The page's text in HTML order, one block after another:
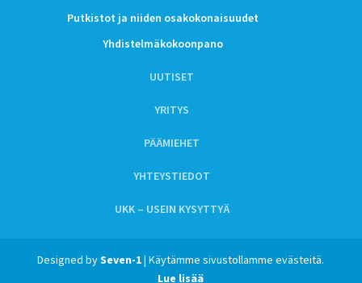
Putkistot ja niiden osakokonaisuudet
Yhdistelmäkokoonpano
UUTISET
YRITYS
PÄÄMIEHET
YHTEYSTIEDOT
UKK – USEIN KYSYTTYÄ
Designed bySeven-1| Käytämme sivustollamme evästeitä.
Lue lisää